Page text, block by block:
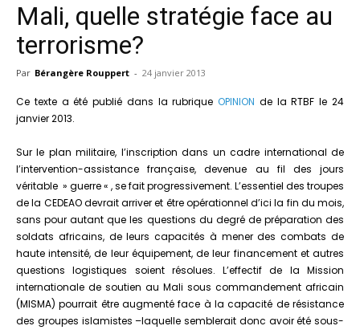
Mali, quelle stratégie face au
terrorisme?
Par Bérangère Rouppert - 24 janvier 2013
Ce texte a été publié dans la rubriqueOPINION de la RTBF le 24
janvier 2013.
Sur le plan militaire, l’inscription dans un cadre international de
l’intervention-assistance française, devenue au fil des jours
véritable » guerre « , se fait progressivement. L’essentiel des troupes
de la CEDEAO devrait arriver et être opérationnel d’ici la fin du mois,
sans pour autant que les questions du degré de préparation des
soldats africains, de leurs capacités à mener des combats de
haute intensité, de leur équipement, de leur financement et autres
questions logistiques soient résolues. L’effectif de la Mission
internationale de soutien au Mali sous commandement africain
(MISMA) pourrait être augmenté face à la capacité de résistance
des groupes islamistes –laquelle semblerait donc avoir été sous-